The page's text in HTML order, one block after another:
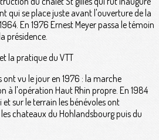
qui se place juste avant l'ouverture de la
En 1976 Ernest Meyer passa le témoin
présidence.
la pratique du VTT
vu le jour en 1976 : la marche
à l'opération Haut Rhin propre. En 1984
et sur le terrain les bénévoles ont
chateaux du Hohlandsbourg puis du